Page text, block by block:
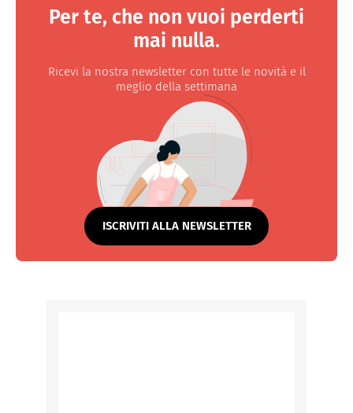
Per te, che non vuoi perderti
mai nulla.
Ricevi la nostra newsletter con tutte le novità e il
meglio della settimana
ISCRIVITI ALLA NEWSLETTER